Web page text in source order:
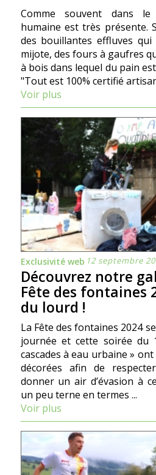
Comme souvent dans
humaine est très présente.
des bouillantes effluves
mijote, des fours à gaufres
à bois dans lequel du pain
"Tout est 100% certifié
Voir plus
Exclusivité web 12 septembre
Découvrez notre
Fête des fontaines
du lourd !
La Fête des fontaines 2024
journée et cette soirée du
cascades à eau urbaine »
décorées afin de
donner un air d’évasion à
un peu terne en termes ...
Voir plus